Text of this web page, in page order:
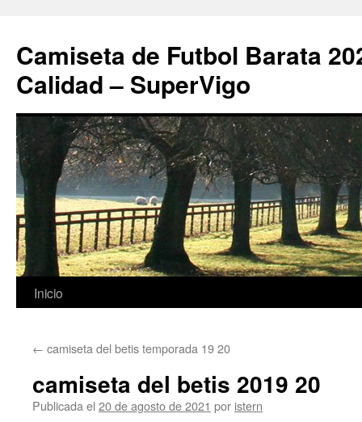
Camiseta de Futbol Barata
Calidad – SuperVigo
Saltar
contenido
Inicio
← camiseta del betis temporada 19 20
camiseta del betis 2019 20
Publicada el 20 de agosto de 2021 por istern